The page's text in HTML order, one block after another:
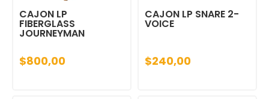
CAJON LP
FIBERGLASS
JOURNEYMAN
$800,00
CAJON LP SNARE 2-
VOICE
$240,00